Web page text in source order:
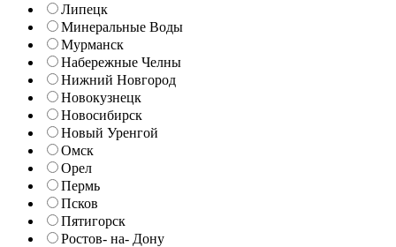
Липецк
Минеральные Воды
Мурманск
Набережные Челны
Нижний Новгород
Новокузнецк
Новосибирск
Новый Уренгой
Омск
Орел
Пермь
Псков
Пятигорск
Ростов- на- Дону